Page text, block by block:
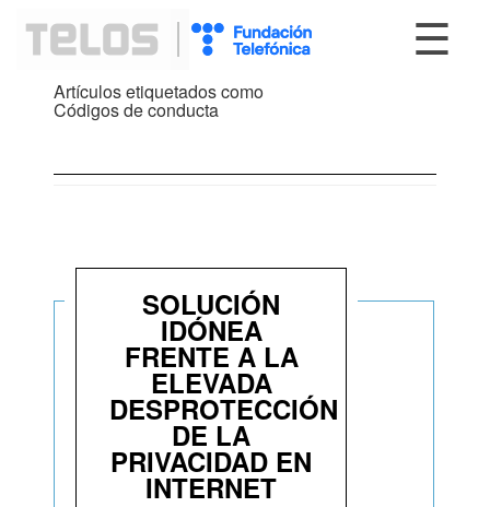
☰
Artículos etiquetados como
Códigos de conducta
SOLUCIÓN
IDÓNEA
FRENTE A LA
ELEVADA
DESPROTECCIÓN
DE LA
PRIVACIDAD EN
INTERNET